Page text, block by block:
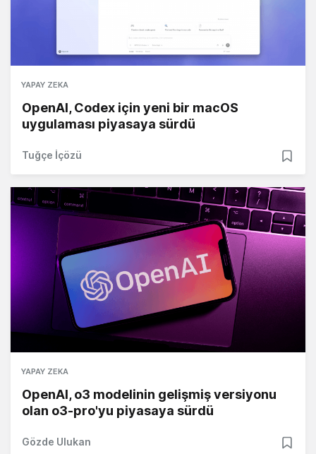
YAPAY ZEKA
OpenAI, Codex için yeni bir macOS
uygulaması piyasaya sürdü
Tuğçe İçözü
YAPAY ZEKA
OpenAI, o3 modelinin gelişmiş versiyonu
olan o3-pro'yu piyasaya sürdü
Gözde Ulukan